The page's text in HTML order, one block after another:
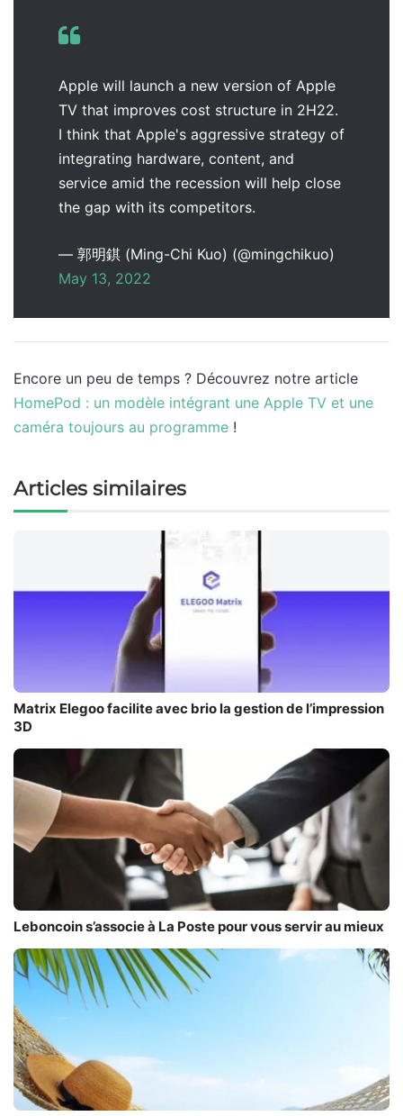
Apple will launch a new version of Apple
TV that improves cost structure in 2H22.
I think that Apple's aggressive strategy of
integrating hardware, content, and
service amid the recession will help close
the gap with its competitors.
— 郭明錤 (Ming-Chi Kuo) (@mingchikuo)
May 13, 2022
Encore un peu de temps ? Découvrez notre article
HomePod : un modèle intégrant une Apple TV et une
caméra toujours au programme !
Articles similaires
Matrix Elegoo facilite avec brio la gestion de l’impression
3D
Leboncoin s’associe à La Poste pour vous servir au mieux